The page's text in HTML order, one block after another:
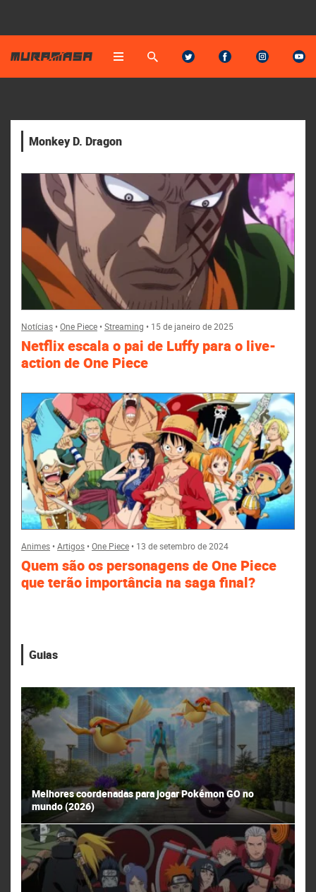
Monkey D. Dragon
Notícias•One Piece•Streaming • 15 de janeiro de 2025
Netflix escala o pai de Luffy para o live-
action de One Piece
Animes•Artigos•One Piece• 13 de setembro de 2024
Quem são os personagens de One Piece
que terão importância na saga final?
Guias
Melhores coordenadas para jogar Pokémon GO no
mundo (2026)